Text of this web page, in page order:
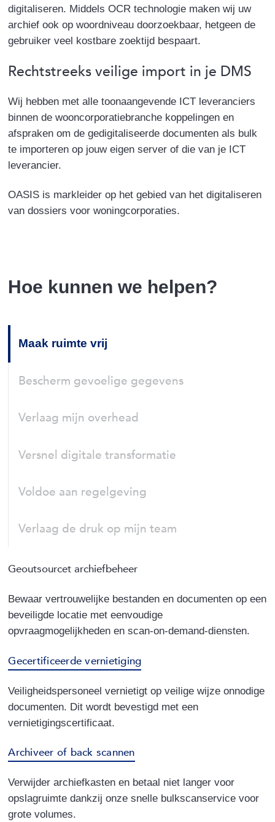
digitaliseren. Middels OCR technologie maken wij uw
archief ook op woordniveau doorzoekbaar, hetgeen de
gebruiker veel kostbare zoektijd bespaart.
Rechtstreeks veilige import in je DMS
Wij hebben met alle toonaangevende ICT leveranciers
binnen de wooncorporatiebranche koppelingen en
afspraken om de gedigitaliseerde documenten als bulk
te importeren op jouw eigen server of die van je ICT
leverancier.
OASIS is markleider op het gebied van het digitaliseren
van dossiers voor woningcorporaties.
Hoe kunnen we helpen?
Maak ruimte vrij
Bescherm gevoelige gegevens
Verlaag mijn overhead
Versnel digitale transformatie
Voldoe aan regelgeving
Verlaag de druk op mijn team
Geoutsourcet archiefbeheer
Bewaar vertrouwelijke bestanden en documenten op een
beveiligde locatie met eenvoudige
opvraagmogelijkheden en scan-on-demand-diensten.
Gecertificeerde vernietiging
Veiligheidspersoneel vernietigt op veilige wijze onnodige
documenten. Dit wordt bevestigd met een
vernietigingscertificaat.
Archiveer of back scannen
Verwijder archiefkasten en betaal niet langer voor
opslagruimte dankzij onze snelle bulkscanservice voor
grote volumes.